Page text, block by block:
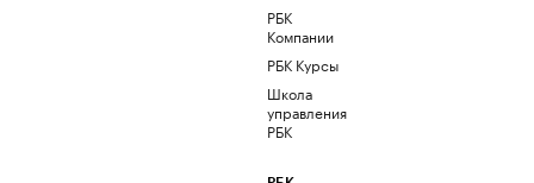
РБК
Компании
РБК Курсы
Школа
управления
РБК